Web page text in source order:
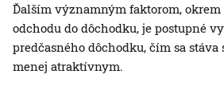
Ďalším významným faktorom, okrem
odchodu do dôchodku, je postupné
predčasného dôchodku, čím sa stáva
menej atraktívnym.